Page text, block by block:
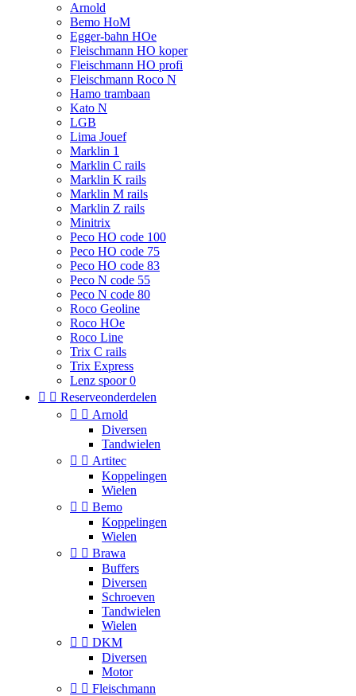
Arnold
Bemo HoM
Egger-bahn HOe
Fleischmann HO koper
Fleischmann HO profi
Fleischmann Roco N
Hamo trambaan
Kato N
LGB
Lima Jouef
Marklin 1
Marklin C rails
Marklin K rails
Marklin M rails
Marklin Z rails
Minitrix
Peco HO code 100
Peco HO code 75
Peco HO code 83
Peco N code 55
Peco N code 80
Roco Geoline
Roco HOe
Roco Line
Trix C rails
Trix Express
Lenz spoor 0
  Reserveonderdelen
  Arnold
Diversen
Tandwielen
  Artitec
Koppelingen
Wielen
  Bemo
Koppelingen
Wielen
  Brawa
Buffers
Diversen
Schroeven
Tandwielen
Wielen
  DKM
Diversen
Motor
  Fleischmann